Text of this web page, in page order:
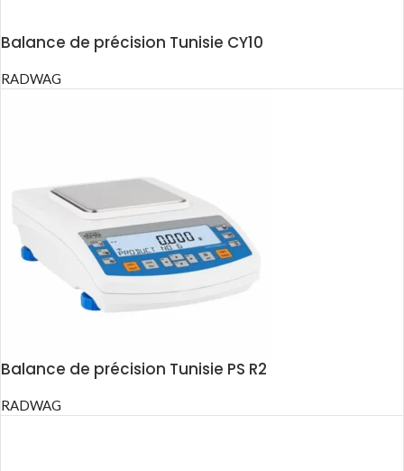
Balance de précision Tunisie CY10
RADWAG
Balance de précision Tunisie PS R2
RADWAG